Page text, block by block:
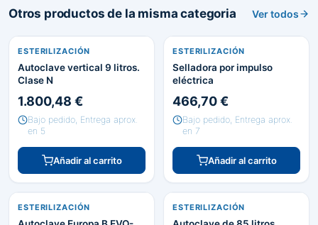
Otros productos de la misma categoria Ver todos
ESTERILIZACIÓN
Autoclave vertical 9 litros.
Clase N
1.800,48 €
Bajo pedido, Entrega aprox.
en 5
Añadir al carrito
ESTERILIZACIÓN
Selladora por impulso
eléctrica
466,70 €
Bajo pedido, Entrega aprox.
en 7
Añadir al carrito
ESTERILIZACIÓN ESTERILIZACIÓN